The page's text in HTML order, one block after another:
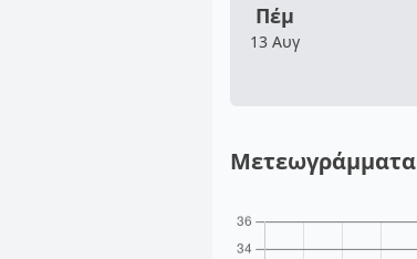
Πέμ
13 Αυγ
Μετεωγράμματα